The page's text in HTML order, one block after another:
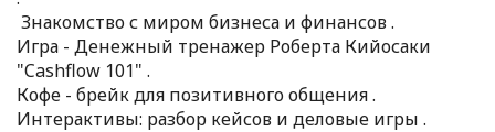
Знакомство с миром бизнеса и финансов .
Игра - Денежный тренажер Роберта Кийосаки
"Cashflow 101" .
Кофе - брейк для позитивного общения .
Интерактивы: разбор кейсов и деловые игры .